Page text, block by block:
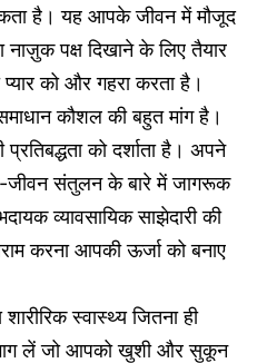
है। यह आपके जीवन में मौजूद
नाज़ुक पक्ष दिखाने के लिए तैयार
को और गहरा करता है।
कौशल की बहुत मांग है।
को दर्शाता है। अपने
जीवन संतुलन के बारे में जागरूक
व्यावसायिक साझेदारी की
करना आपकी ऊर्जा को बनाए
स्वास्थ्य जितना ही
भाग लें जो आपको खुशी और सुकून